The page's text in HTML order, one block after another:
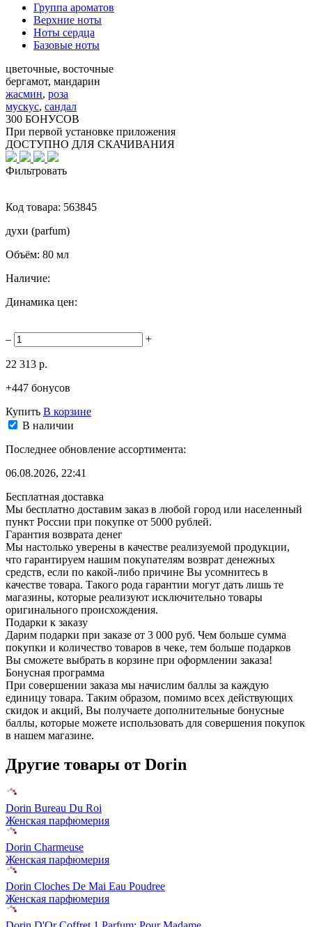
Группа ароматов
Верхние ноты
Ноты сердца
Базовые ноты
цветочные, восточные
бергамот, мандарин
жасмин, роза
мускус, сандал
300 БОНУСОВ
При первой установке приложения
ДОСТУПНО ДЛЯ СКАЧИВАНИЯ
Фильтровать
Код товара: 563845
духи (parfum)
Объём: 80 мл
Наличие:
Динамика цен:
– +
22 313 р.
+447 бонусов
Купить В корзине
В наличии
Последнее обновление ассортимента:
06.08.2026, 22:41
Бесплатная доставка
Мы бесплатно доставим заказ в любой город или населенный
пункт России при покупке от 5000 рублей.
Гарантия возврата денег
Мы настолько уверены в качестве реализуемой продукции,
что гарантируем нашим покупателям возврат денежных
средств, если по какой-либо причине Вы усомнитесь в
качестве товара. Такого рода гарантии могут дать лишь те
магазины, которые реализуют исключительно товары
оригинального происхождения.
Подарки к заказу
Дарим подарки при заказе от 3 000 руб. Чем больше сумма
покупки и количество товаров в чеке, тем больше подарков
Вы сможете выбрать в корзине при оформлении заказа!
Бонусная программа
При совершении заказа мы начислим баллы за каждую
единицу товара. Таким образом, помимо всех действующих
скидок и акций, Вы получаете дополнительные бонусные
баллы, которые можете использовать для совершения покупок
в нашем магазине.
Другие товары от Dorin
Dorin Bureau Du Roi
Женская парфюмерия
Dorin Charmeuse
Женская парфюмерия
Dorin Cloches De Mai Eau Poudree
Женская парфюмерия